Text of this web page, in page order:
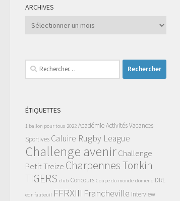
ARCHIVES
Archives
Rechercher :
ÉTIQUETTES
1 ballon pour tous 2022 AcadémieActivités Vacances
Sportives Caluire Rugby League
Challenge avenirChallenge
Petit Treize Charpennes Tonkin
TIGERS club Concours Coupe du monde domene DRL
edr fauteuil FFRXIII Francheville Interview